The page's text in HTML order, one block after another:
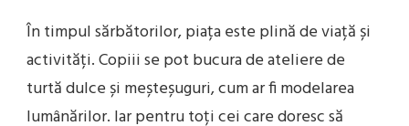
În timpul sărbătorilor, piața este plină de viață și
activități. Copiii se pot bucura de ateliere de
turtă dulce și meșteșuguri, cum ar fi modelarea
lumânărilor. Iar pentru toți cei care doresc să